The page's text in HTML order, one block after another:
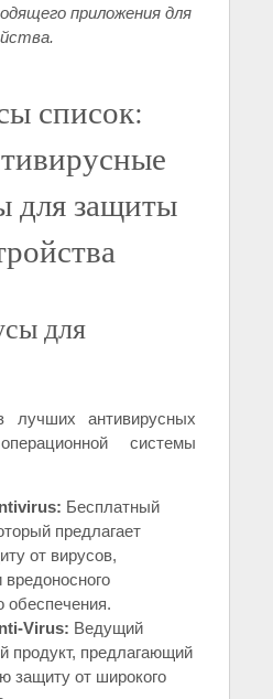
приложения для
список:
для защиты
для
лучших антивирусных
системы
Бесплатный
предлагает
от вирусов,
вредоносного
обеспечения.
Virus: Ведущий
продукт, предлагающий
защиту от широкого